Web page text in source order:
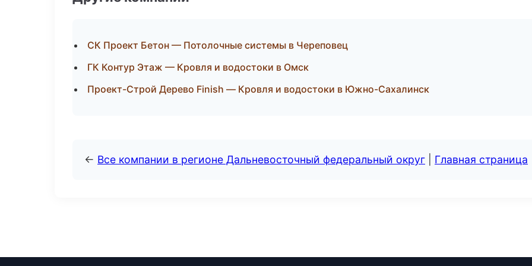
СК Проект Бетон — Потолочные системы в Череповец
ГК Контур Этаж — Кровля и водостоки в Омск
Проект-Строй Дерево Finish — Кровля и водостоки в Южно-Сахалинск
← Все компании в регионе Дальневосточный федеральный округ Главная страница